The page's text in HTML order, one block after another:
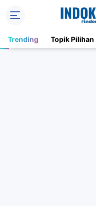
Trending Topik Pilihan